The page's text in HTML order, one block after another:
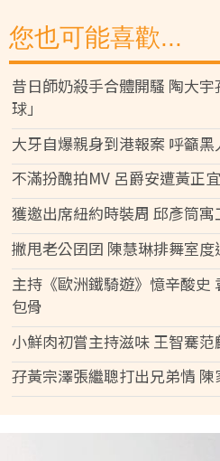
您也可能喜歡...
昔日師奶殺手合體開騷 陶大
球」
大牙自爆親身到港報案 呼籲黑
不滿扮醜拍MV 呂爵安遭黃正
獲邀出席紐約時裝周 邱彥筒寓
撇甩老公囝囝 陳慧琳排舞室度
主持《歐洲鐵騎遊》憶辛酸史
包骨
小鮮肉初嘗主持滋味 王智騫
孖黃宗澤張繼聰打出兄弟情